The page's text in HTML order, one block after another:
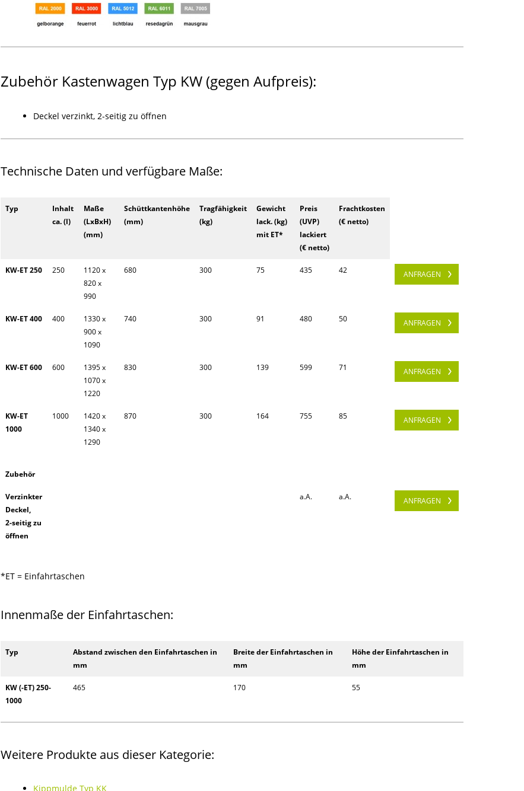
Zubehör Kastenwagen Typ KW (gegen Aufpreis):
Deckel verzinkt, 2-seitig zu öffnen
Technische Daten und verfügbare Maße:
Typ
Inhalt
ca. (l)
Maße
(LxBxH)
(mm)
Schüttkantenhöhe
(mm)
Tragfähigkeit
(kg)
Gewicht
lack. (kg)
mit ET*
Preis
(UVP)
lackiert
(€ netto)
Frachtkosten
(€ netto)
KW-ET 250 250
1120 x
820 x
990
680 300 75 435 42 ANFRAGEN
KW-ET 400 400
1330 x
900 x
1090
740 300 91 480 50 ANFRAGEN
KW-ET 600 600
1395 x
1070 x
1220
830 300 139 599 71 ANFRAGEN
KW-ET
1000
1000
1420 x
1340 x
1290
870 300 164 755 85 ANFRAGEN
Zubehör
Verzinkter
Deckel,
2-seitig zu
öffnen
a.A. a.A. ANFRAGEN
*ET = Einfahrtaschen
Innenmaße der Einfahrtaschen:
Typ
Abstand zwischen den Einfahrtaschen in
mm
Breite der Einfahrtaschen in
mm
Höhe der Einfahrtaschen in
mm
KW (-ET) 250-
1000
465 170 55
Weitere Produkte aus dieser Kategorie:
Kippmulde Typ KK